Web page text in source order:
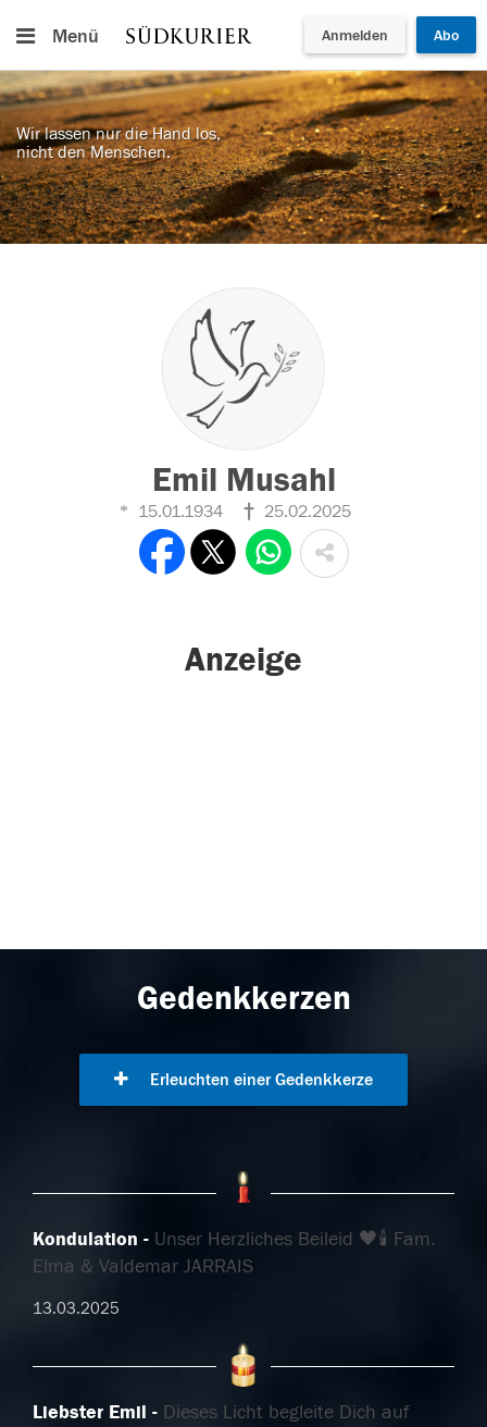
Menü Anmelden Abo
Wir lassen nur die Hand los,
nicht den Menschen.
Emil Musahl
15.01.1934 25.02.2025
Anzeige
Gedenkkerzen
Erleuchten einer Gedenkkerze
Kondulation
Unser Herzliches Beileid 🖤🕯 Fam.
Elma & Valdemar JARRAIS
13.03.2025
Liebster Emil
Dieses Licht begleite Dich auf